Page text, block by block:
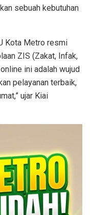
sebuah kebutuhan
Kota Metro resmi
ZIS (Zakat, Infak,
ini adalah wujud
pelayanan terbaik,
ujar Kiai